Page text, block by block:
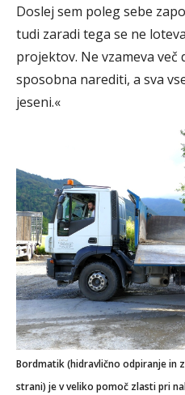
Doslej sem poleg sebe
tudi zaradi tega se ne
projektov. Ne vzameva več
sposobna narediti, a sva
jeseni.«
Bordmatik (hidravlično odpiranje in
strani) je v veliko pomoč zlasti pri